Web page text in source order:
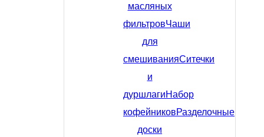
масляных
фильтровЧаши
для
смешиванияСитечки
и
дуршлагиНабор
кофейниковРазделочные
доски